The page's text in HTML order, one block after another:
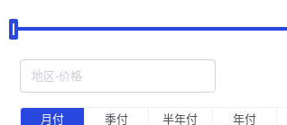
月付 季付 半年付 年付